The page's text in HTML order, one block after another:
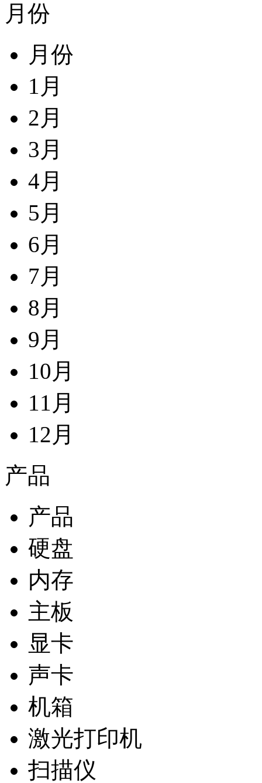
月份
月份
1月
2月
3月
4月
5月
6月
7月
8月
9月
10月
11月
12月
产品
产品
硬盘
内存
主板
显卡
声卡
机箱
激光打印机
扫描仪